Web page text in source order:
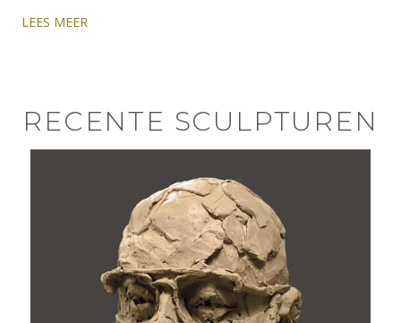
LEES MEER
RECENTE SCULPTUREN